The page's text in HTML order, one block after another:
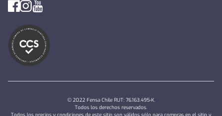
© 2022 Fensa Chile RUT: 76.163.495-K.
Todos los derechos reservados.
Todos los precios y condiciones de este sitio son válidos sólo para compras en el sitio y